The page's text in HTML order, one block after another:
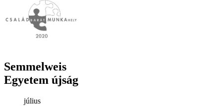
Semmelweis
Egyetem újság
július